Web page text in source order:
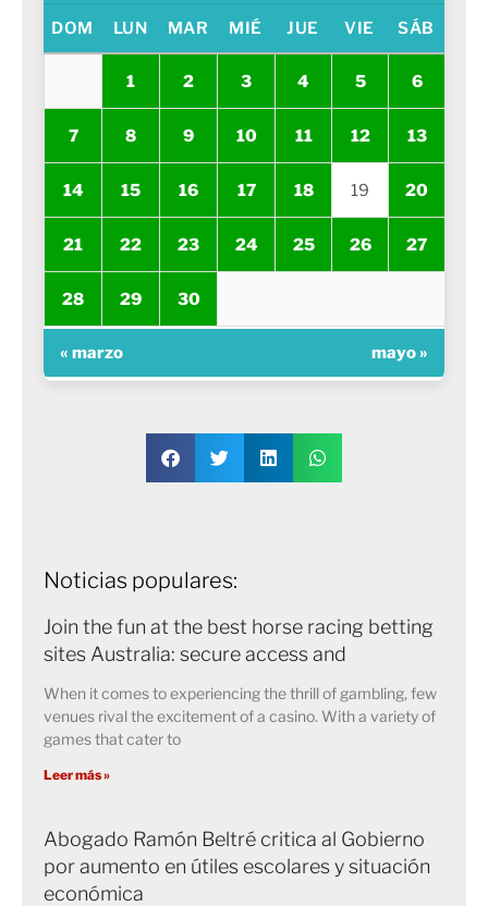
DOM LUN MAR MIÉ JUE VIE SÁB
1 2 3 4 5 6
7 8 9 10 11 12 13
14 15 16 17 18 19 20
21 22 23 24 25 26 27
28 29 30
« marzo mayo »
Noticias populares:
Join the fun at the best horse racing betting
sites Australia: secure access and
When it comes to experiencing the thrill of gambling, few
venues rival the excitement of a casino. With a variety of
games that cater to
Leer más »
Abogado Ramón Beltré critica al Gobierno
por aumento en útiles escolares y situación
económica